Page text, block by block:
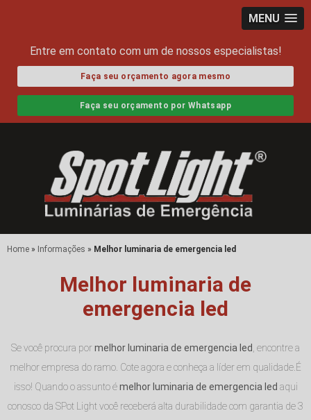
MENU
Entre em contato com um de nossos especialistas!
Faça seu orçamento agora mesmo
Faça seu orçamento por Whatsapp
Home » Informações » Melhor luminaria de emergencia led
Melhor luminaria de
emergencia led
Se você procura pormelhor luminaria de emergencia led, encontre a
melhor empresa do ramo. Cote agora e conheça a líder em qualidade.É
isso! Quando o assunto émelhor luminaria de emergencia led aqui
conosco da SPot Light você receberá alta durabilidade com garantia de 3